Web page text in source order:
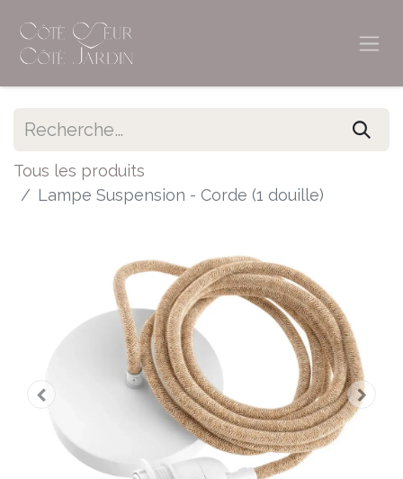
Tous les produits
Lampe Suspension - Corde (1 douille)